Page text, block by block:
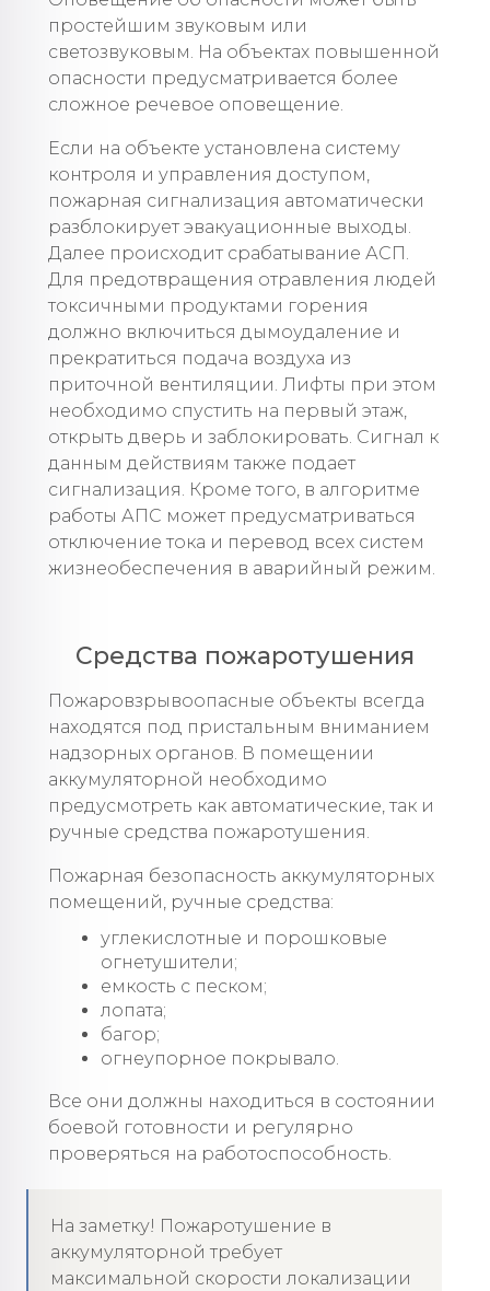
простейшим звуковым или
светозвуковым. На объектах повышенной
опасности предусматривается более
сложное речевое оповещение.
Если на объекте установлена систему
контроля и управления доступом,
пожарная сигнализация автоматически
разблокирует эвакуационные выходы.
Далее происходит срабатывание АСП.
Для предотвращения отравления людей
токсичными продуктами горения
должно включиться дымоудаление и
прекратиться подача воздуха из
приточной вентиляции. Лифты при этом
необходимо спустить на первый этаж,
открыть дверь и заблокировать. Сигнал к
данным действиям также подает
сигнализация. Кроме того, в алгоритме
работы АПС может предусматриваться
отключение тока и перевод всех систем
жизнеобеспечения в аварийный режим.
Средства пожаротушения
Пожаровзрывоопасные объекты всегда
находятся под пристальным вниманием
надзорных органов. В помещении
аккумуляторной необходимо
предусмотреть как автоматические, так и
ручные средства пожаротушения.
Пожарная безопасность аккумуляторных
помещений, ручные средства:
углекислотные и порошковые
огнетушители;
емкость с песком;
лопата;
багор;
огнеупорное покрывало.
Все они должны находиться в состоянии
боевой готовности и регулярно
проверяться на работоспособность.
На заметку! Пожаротушение в
аккумуляторной требует
максимальной скорости локализации